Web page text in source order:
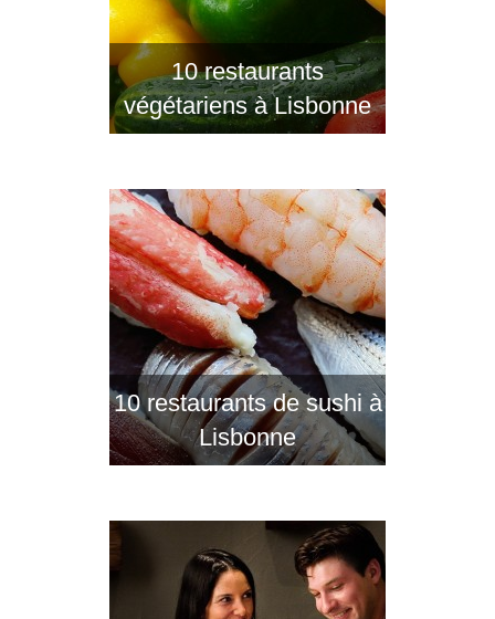
10 restaurants
végétariens à Lisbonne
10 restaurants de sushi à
Lisbonne